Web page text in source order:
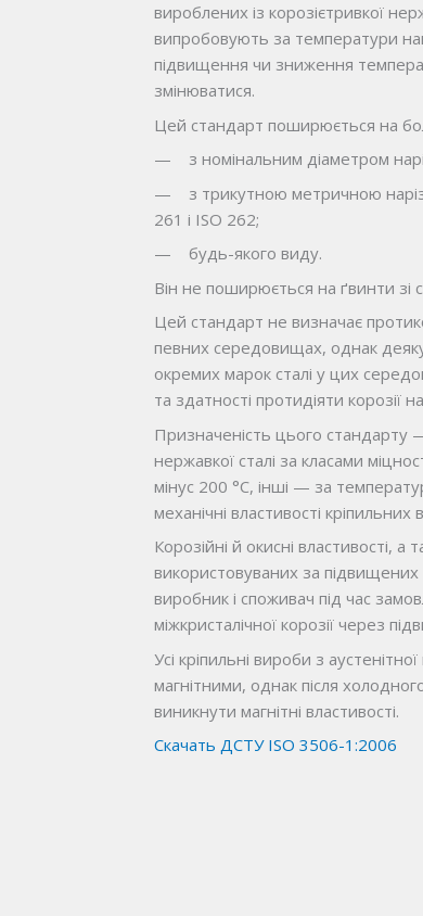
вироблених із корозієтривкої
випробовують за температури
підвищення чи зниження
змінюватися.
Цей стандарт поширюється на
— з номінальним діаметром
— з трикутною метричною
261 і ISO 262;
— будь-якого виду.
Він не поширюється на ґвинти зі
Цей стандарт не визначає
певних середовищах, однак
окремих марок сталі у цих
та здатності протидіяти корозії
Призначеність цього стандарту
нержавкої сталі за класами
мінус 200 °С, інші — за
механічні властивості
Корозійні й окисні властивості, а
використовуваних за
виробник і споживач під час
міжкристалічної корозії через
Усі кріпильні вироби з
магнітними, однак після
виникнути магнітні властивості.
Скачать ДСТУ ISO 3506-1:2006